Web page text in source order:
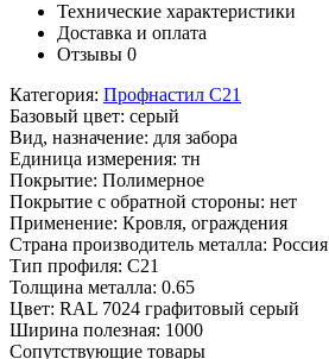
Технические характеристики
Доставка и оплата
Отзывы 0
Категория: Профнастил С21
Базовый цвет: серый
Вид, назначение: для забора
Единица измерения: тн
Покрытие: Полимерное
Покрытие с обратной стороны: нет
Применение: Кровля, ограждения
Страна производитель металла: Россия
Тип профиля: С21
Толщина металла: 0.65
Цвет: RAL 7024 графитовый серый
Ширина полезная: 1000
Сопутствующие товары